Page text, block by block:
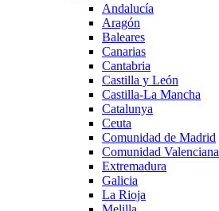
Andalucía
Aragón
Baleares
Canarias
Cantabria
Castilla y León
Castilla-La Mancha
Catalunya
Ceuta
Comunidad de Madrid
Comunidad Valenciana
Extremadura
Galicia
La Rioja